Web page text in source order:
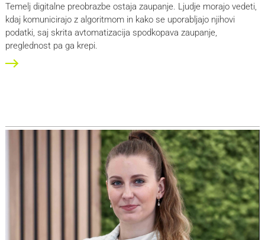
Temelj digitalne preobrazbe ostaja zaupanje. Ljudje morajo vedeti,
kdaj komunicirajo z algoritmom in kako se uporabljajo njihovi
podatki, saj skrita avtomatizacija spodkopava zaupanje,
preglednost pa ga krepi.